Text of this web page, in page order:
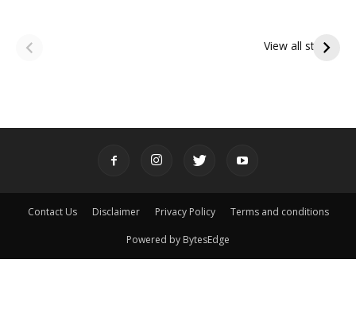
View all stories
పితృదేవతల ఆశీర్వాదం
ఇంద్రకీలాద్రి గిరి ప్రదక్షిణ
Contact Us Disclaimer Privacy Policy Terms and conditions
Powered by BytesEdge